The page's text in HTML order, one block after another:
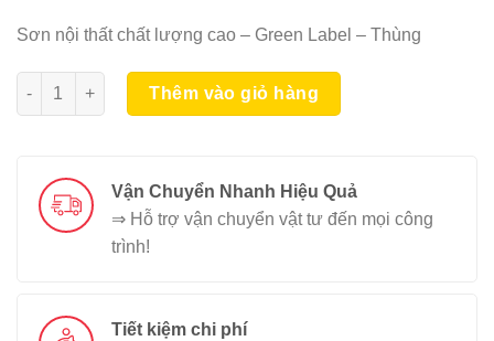
Sơn nội thất chất lượng cao – Green Label – Thùng
NP MATEX 18L số lượng
Thêm vào giỏ hàng
Vận Chuyển Nhanh Hiệu Quả
⇒ Hỗ trợ vận chuyển vật tư đến mọi công
trình!
Tiết kiệm chi phí